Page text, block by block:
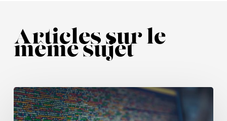
Articles sur le
même sujet
Entrepôts
de